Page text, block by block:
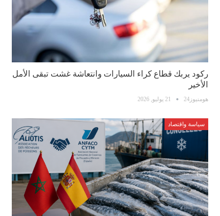
ركود يربك قطاع كراء السيارات وانتعاشة غشت تبقى الأمل
الأخير
هومنيوز24 21 يوليو, 2026
سياسة واقتصاد